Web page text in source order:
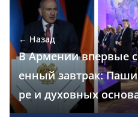
b
o
o
k
gr
a
m
s
A
p
p
← Назад
В Армении впервые
енный завтрак:
ре и духовных